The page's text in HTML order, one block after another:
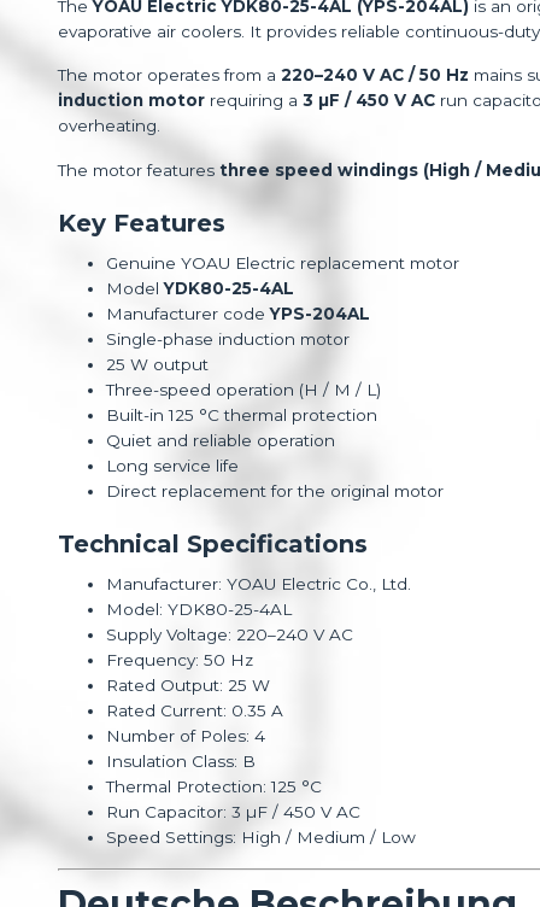
TheYOAU Electric YDK80-25-4AL (YPS-204AL) is an
evaporative air coolers. It provides reliable continuous-
The motor operates from a 220–240 V AC / 50 Hz mains
induction motor requiring a 3 µF / 450 V AC run
overheating.
The motor features three speed windings (High /
Key Features
Genuine YOAU Electric replacement motor
ModelYDK80-25-4AL
Manufacturer codeYPS-204AL
Single-phase induction motor
25 W output
Three-speed operation (H / M / L)
Built-in 125 °C thermal protection
Quiet and reliable operation
Long service life
Direct replacement for the original motor
Technical Specifications
Manufacturer: YOAU Electric Co., Ltd.
Model: YDK80-25-4AL
Supply Voltage: 220–240 V AC
Frequency: 50 Hz
Rated Output: 25 W
Rated Current: 0.35 A
Number of Poles: 4
Insulation Class: B
Thermal Protection: 125 °C
Run Capacitor: 3 µF / 450 V AC
Speed Settings: High / Medium / Low